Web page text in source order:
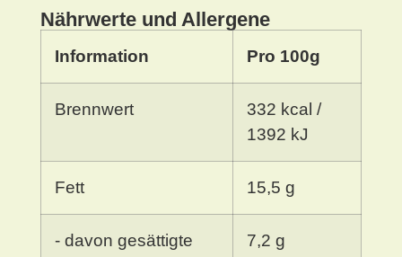
Nährwerte und Allergene
Information Pro 100g
Brennwert
332 kcal /
1392 kJ
Fett 15,5 g
- davon gesättigte
7,2 g